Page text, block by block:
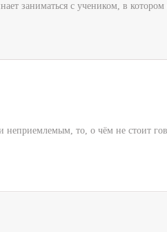
заниматься с учеником, в
то, о чём не стоит